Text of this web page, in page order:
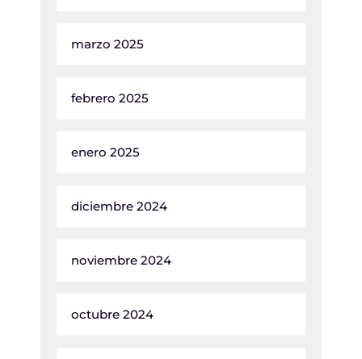
marzo 2025
febrero 2025
enero 2025
diciembre 2024
noviembre 2024
octubre 2024